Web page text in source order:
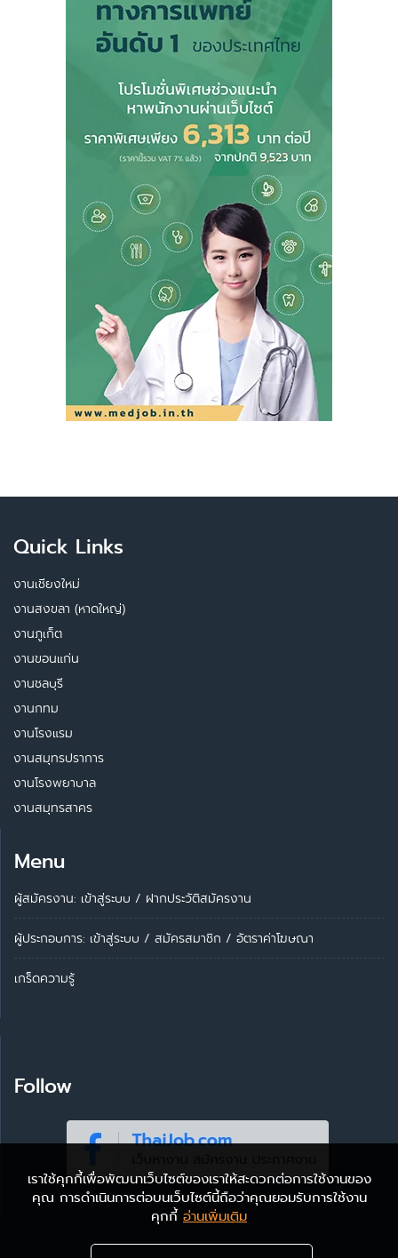
Quick Links
งานเชียงใหม่
งานสงขลา (หาดใหญ่)
งานภูเก็ต
งานขอนแก่น
งานชลบุรี
งานกทม
งานโรงแรม
งานสมุทรปราการ
งานโรงพยาบาล
งานสมุทรสาคร
Menu
ผู้สมัครงาน: เข้าสู่ระบบ / ฝากประวัติสมัครงาน
ผู้ประกอบการ: เข้าสู่ระบบ / สมัครสมาชิก / อัตราค่าโฆษณา
เกร็ดความรู้
Follow
เราใช้คุกกี้เพื่อพัฒนาเว็บไซต์ของเราให้สะดวกต่อการใช้งานของ
คุณ การดำเนินการต่อบนเว็บไซต์นี้ถือว่าคุณยอมรับการใช้งาน
คุกกี้ อ่านเพิ่มเติม